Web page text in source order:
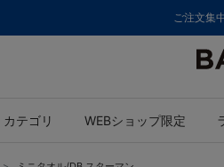
ご注文集
カテゴリ WEBショップ限定